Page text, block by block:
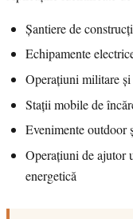
Șantiere de
Echipamente
Operațiuni militare și
Stații mobile de
Evenimente outdoor
Operațiuni de ajutor
energetică